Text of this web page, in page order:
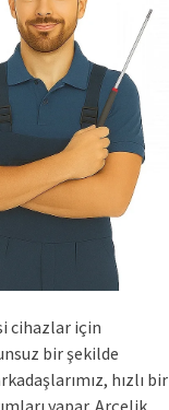
cihazlar için
bir şekilde
hızlı bir
yapar. Arçelik